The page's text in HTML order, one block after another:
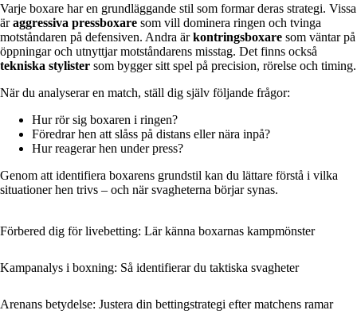
Varje boxare har en grundläggande stil som formar deras strategi. Vissa
äraggressiva pressboxare som vill dominera ringen och tvinga
motståndaren på defensiven. Andra ärkontringsboxare som väntar på
öppningar och utnyttjar motståndarens misstag. Det finns också
tekniska stylister som bygger sitt spel på precision, rörelse och timing.
När du analyserar en match, ställ dig själv följande frågor:
Hur rör sig boxaren i ringen?
Föredrar hen att slåss på distans eller nära inpå?
Hur reagerar hen under press?
Genom att identifiera boxarens grundstil kan du lättare förstå i vilka
situationer hen trivs – och när svagheterna börjar synas.
Förbered dig för livebetting: Lär känna boxarnas kampmönster
Kampanalys i boxning: Så identifierar du taktiska svagheter
Arenans betydelse: Justera din bettingstrategi efter matchens ramar